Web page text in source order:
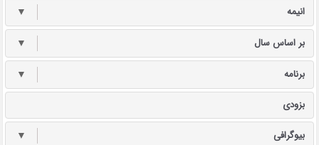
انیمه ▼
بر اساس سال ▼
برنامه ▼
بزودی
بیوگرافی ▼